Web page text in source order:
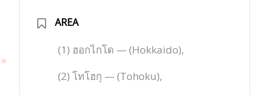
AREA
(1) ฮอกไกโด — (Hokkaido),
(2) โทโฮกุ — (Tohoku),